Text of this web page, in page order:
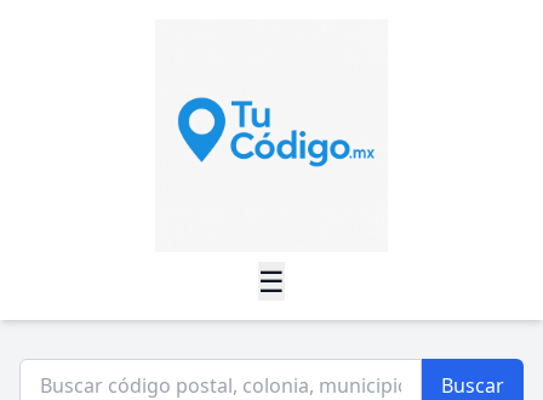
☰
Buscar